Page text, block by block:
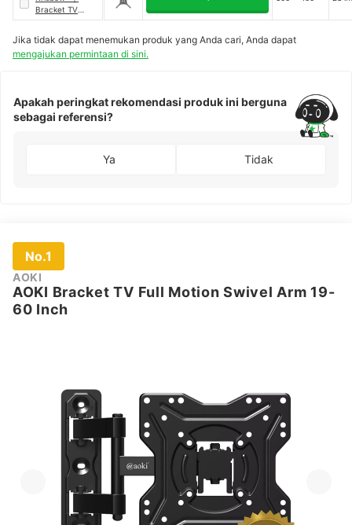
Bracket TV
Plafon 23-55 Inci
Jika tidak dapat menemukan produk yang Anda cari, Anda dapat
mengajukan permintaan di sini.
Apakah peringkat rekomendasi produk ini berguna
sebagai referensi?
Ya Tidak
No.1
AOKI
AOKI Bracket TV Full Motion Swivel Arm 19-
60 Inch